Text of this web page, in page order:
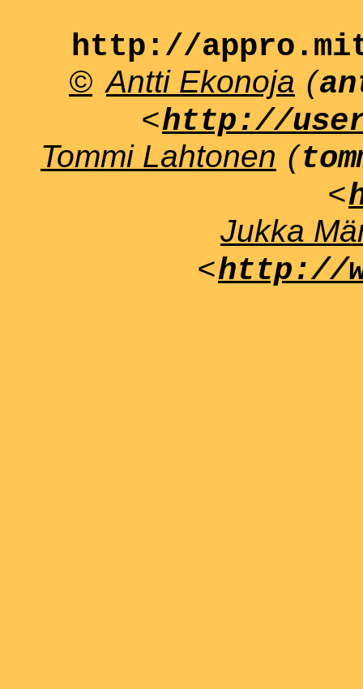
http://
© Antti Ekonoja (
<http://
Tommi Lahtonen (
<
Jukka
<http://